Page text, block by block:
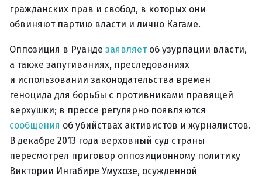
гражданских прав и свобод, в которых они
обвиняют партию власти и лично Кагаме.
Оппозиция в Руанде заявляетоб узурпации власти,
а также запугиваниях, преследованиях
и использовании законодательства времен
геноцида для борьбы с противниками правящей
верхушки; в прессе регулярно появляются
сообщения об убийствах активистов и журналистов.
В декабре 2013 года верховный суд страны
пересмотрел приговор оппозиционному политику
Виктории Ингабире Умухозе, осужденной